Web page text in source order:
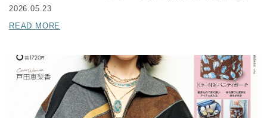
2026.05.23
READ MORE